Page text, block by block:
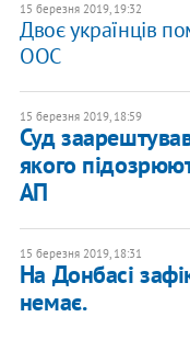
15 березня 2019, 19:32
Двоє українців
ООС
15 березня 2019, 18:59
Суд
якого
АП
15 березня 2019, 18:31
На Донбасі
немає.